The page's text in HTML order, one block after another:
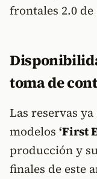
frontales 2.0 de
toma de
Las reservas
modelos ‘First
producción y
finales de este